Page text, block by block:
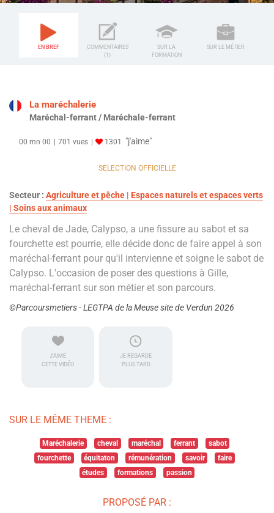
EN BREF
COMMENTAIRES
(1)
SUR LA
FORMATION
SUR LE MÉTIER
La maréchalerie
Maréchal-ferrant / Maréchale-ferrant
00 mn 00 701 vues 1301 "j'aime"
SELECTION OFFICIELLE
Secteur : Agriculture et pêche | Espaces naturels et espaces verts
| Soins aux animaux
Le cheval de Jade, Calypso, a une fissure au sabot et sa
fourchette est pourrie, elle décide donc de faire appel à son
maréchal-ferrant pour qu'il intervienne et soigne le sabot de
Calypso. L'occasion de poser des questions à Gille,
maréchal-ferrant sur son métier et son parcours.
©Parcoursmetiers - LEGTPA de la Meuse site de Verdun 2026
J'AIME
CETTE VIDÉO
JE REGARDE
PLUS TARD
SUR LE MÊME THEME :
Maréchalerie cheval maréchal ferrant
sabot
fourchette
équitaton rémunération savoir
faire
études
formations passion
PROPOSÉ PAR :